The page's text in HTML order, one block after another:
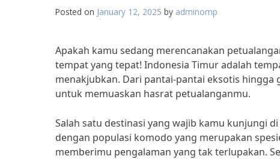
Posted on January 12, 2025 by adminomp
Apakah kamu sedang merencanakan
tempat yang tepat! Indonesia Timur adalah
menakjubkan. Dari pantai-pantai eksotis
untuk memuaskan hasrat petualanganmu.
Salah satu destinasi yang wajib kamu kunjungi
dengan populasi komodo yang merupakan
memberimu pengalaman yang tak terlupakan.